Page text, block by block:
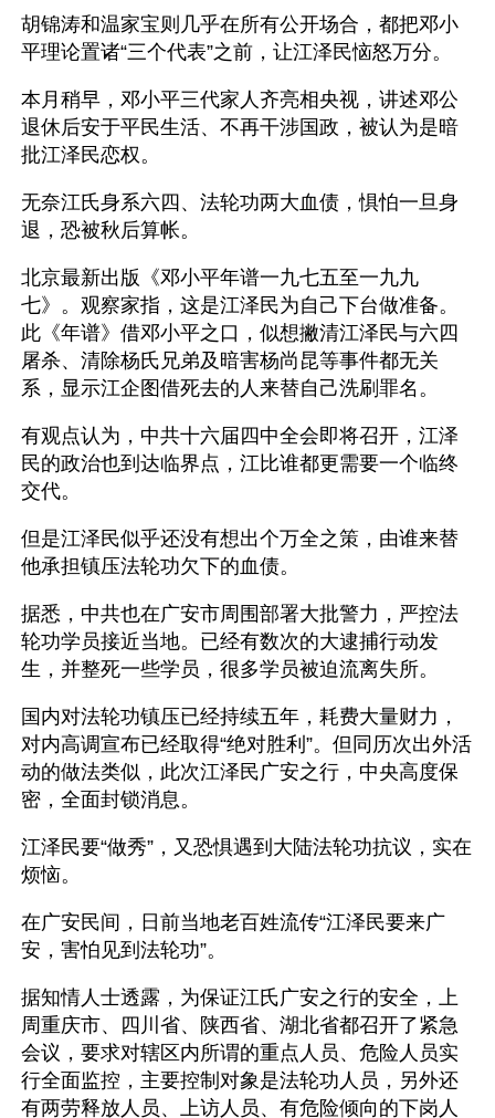
胡锦涛和温家宝则几乎在所有公开场合，都把邓小
平理论置诸“三个代表”之前，让江泽民恼怒万分。
本月稍早，邓小平三代家人齐亮相央视，讲述邓公
退休后安于平民生活、不再干涉国政，被认为是暗
批江泽民恋权。
无奈江氏身系六四、法轮功两大血债，惧怕一旦身
退，恐被秋后算帐。
北京最新出版《邓小平年谱一九七五至一九九
七》。观察家指，这是江泽民为自己下台做准备。
此《年谱》借邓小平之口，似想撇清江泽民与六四
屠杀、清除杨氏兄弟及暗害杨尚昆等事件都无关
系，显示江企图借死去的人来替自己洗刷罪名。
有观点认为，中共十六届四中全会即将召开，江泽
民的政治也到达临界点，江比谁都更需要一个临终
交代。
但是江泽民似乎还没有想出个万全之策，由谁来替
他承担镇压法轮功欠下的血债。
据悉，中共也在广安市周围部署大批警力，严控法
轮功学员接近当地。已经有数次的大逮捕行动发
生，并整死一些学员，很多学员被迫流离失所。
国内对法轮功镇压已经持续五年，耗费大量财力，
对内高调宣布已经取得“绝对胜利”。但同历次出外活
动的做法类似，此次江泽民广安之行，中央高度保
密，全面封锁消息。
江泽民要“做秀”，又恐惧遇到大陆法轮功抗议，实在
烦恼。
在广安民间，日前当地老百姓流传“江泽民要来广
安，害怕见到法轮功”。
据知情人士透露，为保证江氏广安之行的安全，上
周重庆市、四川省、陕西省、湖北省都召开了紧急
会议，要求对辖区内所谓的重点人员、危险人员实
行全面监控，主要控制对象是法轮功人员，另外还
有两劳释放人员、上访人员、有危险倾向的下岗人